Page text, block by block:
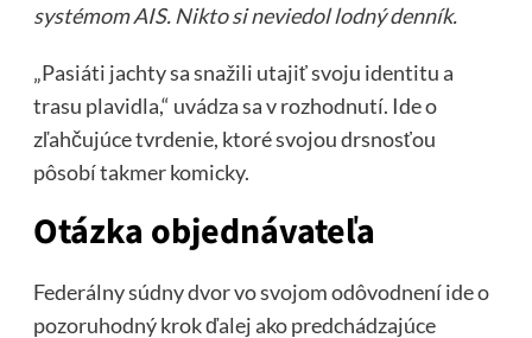
systémom AIS. Nikto si neviedol lodný denník.
„Pasiáti jachty sa snažili utajiť svoju identitu a
trasu plavidla,“ uvádza sa v rozhodnutí. Ide o
zľahčujúce tvrdenie, ktoré svojou drsnosťou
pôsobí takmer komicky.
Otázka objednávateľa
Federálny súdny dvor vo svojom odôvodnení ide o
pozoruhodný krok ďalej ako predchádzajúce